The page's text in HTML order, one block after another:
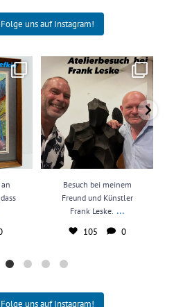
Folge uns auf Instagram!
...
Besuch bei meinem Freund und
Künstler Frank Leske....
105 0
Besuch bei meinem
Freund und Künstler
Frank Leske. ...
105 0
Folge uns auf Instagram!